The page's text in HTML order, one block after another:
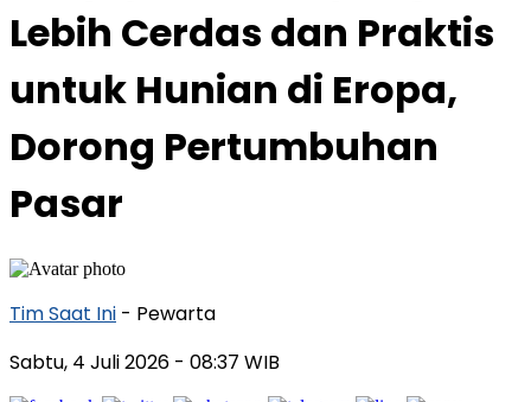
Lebih Cerdas dan Praktis
untuk Hunian di Eropa,
Dorong Pertumbuhan
Pasar
Tim Saat Ini - Pewarta
Sabtu, 4 Juli 2026 - 08:37 WIB